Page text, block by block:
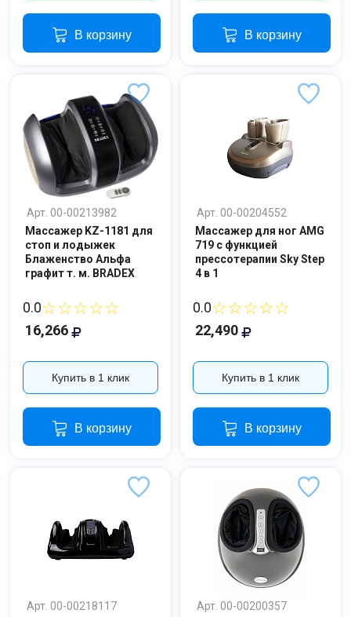
В корзину В корзину
Арт. 00-00213982
Массажер KZ-1181 для
стоп и лодыжек
Блаженство Альфа
графит т. м. BRADEX
0.0☆☆☆☆☆
16,266
Купить в 1 клик
В корзину
Арт. 00-00204552
Массажер для ног AMG
719 с функцией
прессотерапии Sky Step
4 в 1
0.0☆☆☆☆☆
22,490
Купить в 1 клик
В корзину
Арт. 00-00218117
Арт. 00-00200357